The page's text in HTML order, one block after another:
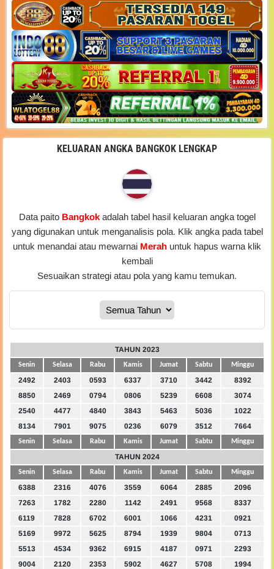
KELUARAN ANGKA BANGKOK LENGKAP
Data paito Bangkok adalah tabel hasil keluaran angka togel
yang digunakan untuk menganalisis pola. Klik angka pada tabel
untuk menandai atau mewarnai Merah untuk hapus warna klik
kembali
Sesuaikan strategi atau pola yang kamu temukan.
TAHUN 2023
Senin Selasa Rabu Kamis Jumat Sabtu Minggu
2492 2403 0593 6337 3710 3442
8392
8850
2469 0794 0806 5239 6608
3074
2540
4477 4840 3843 5463 5036
1022
8134
7901 9075 0236 6079 3512 7664
Senin Selasa Rabu Kamis Jumat Sabtu Minggu
TAHUN 2024
Senin Selasa Rabu Kamis Jumat Sabtu Minggu
6388 2316 4076 3559 6064 2885
2096
7263
1782 2280 1142 2491 9568
8337
6119
7828 6702 6001 1066 4231
0921
5169
9972 5625 8794 1939 9804
0713
5513
4534 9362 6915 4187 0971
2293
9004
2120 2353 5902 4627 5708
1994